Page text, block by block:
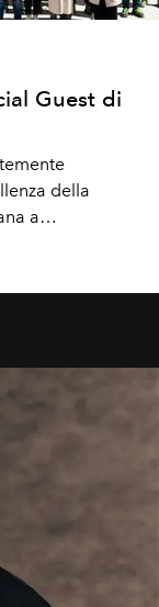
Guest di
della
a
Juyeon
Pope e